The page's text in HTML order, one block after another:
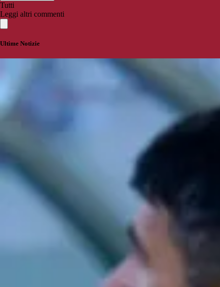
Tutti
Leggi altri commenti
Ultime Notizie